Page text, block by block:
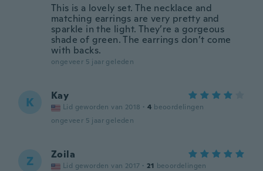
This is a lovely set. The necklace and
matching earrings are very pretty and
sparkle in the light. They’re a gorgeous
shade of green. The earrings don’t come
with backs.
ongeveer 5 jaar geleden
K Kay
Lid geworden van 2018 · 4 beoordelingen
ongeveer 5 jaar geleden
Z Zoila
Lid geworden van 2017 · 21 beoordelingen